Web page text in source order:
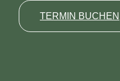
TERMIN BUCHEN